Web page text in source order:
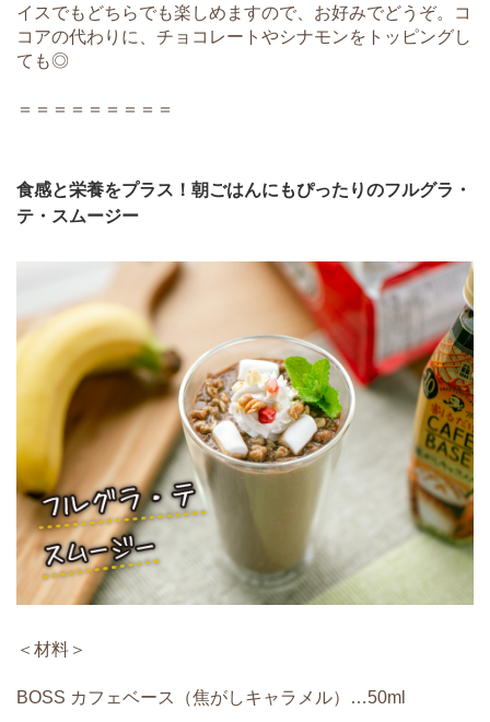
イスでもどちらでも楽しめますので、お好みでどうぞ。コ
コアの代わりに、チョコレートやシナモンをトッピングし
ても◎
＝＝＝＝＝＝＝＝＝
食感と栄養をプラス！朝ごはんにもぴったりのフルグラ・
テ・スムージー
＜材料＞
BOSS カフェベース（焦がしキャラメル）…50ml